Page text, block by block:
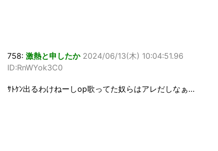
758: 激熱と申したか 2024/06/13(木) 10:04:51.96
ID:RnWYok3C0
ｻﾄｹﾝ出るわけねーしop歌ってた奴らはアレだしなぁ…